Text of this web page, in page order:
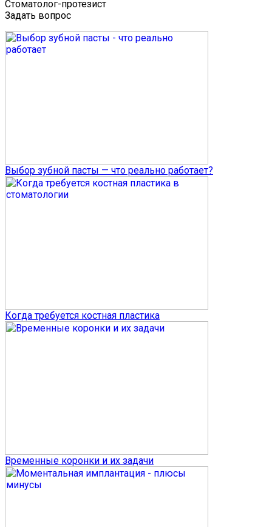
Стоматолог-протезист
Задать вопрос
Выбор зубной пасты — что реально работает?
Когда требуется костная пластика
Временные коронки и их задачи